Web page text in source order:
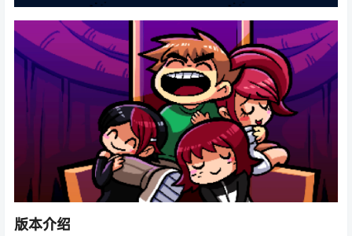
版本介绍